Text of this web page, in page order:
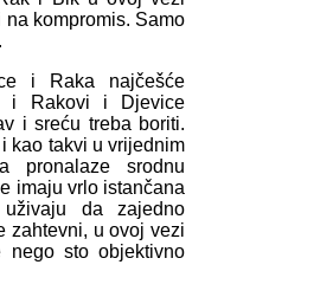
kompromis. Samo
i Raka najčešće
i Rakovi i Djevice
i sreću treba boriti.
kao takvi u vrijednim
pronalaze srodnu
imaju vrlo istančana
da zajedno
zahtevni, u ovoj vezi
sto objektivno